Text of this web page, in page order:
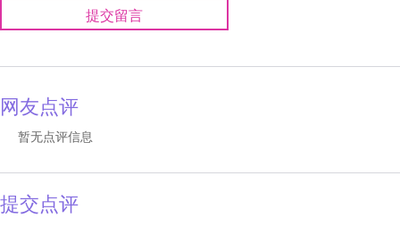
提交留言
网友点评
暂无点评信息
提交点评